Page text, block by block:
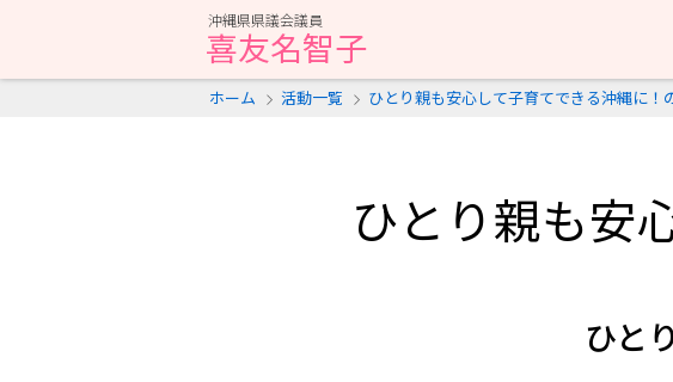
沖縄県県議会議員
喜友名智子
ホーム 活動一覧 ひとり親も安心して子育てできる沖縄に！
ひとり親も安
ひと